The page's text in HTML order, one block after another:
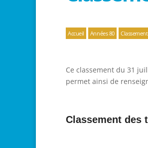
Accueil Années 80
Ce classement du 31
permet ainsi de
Classement des